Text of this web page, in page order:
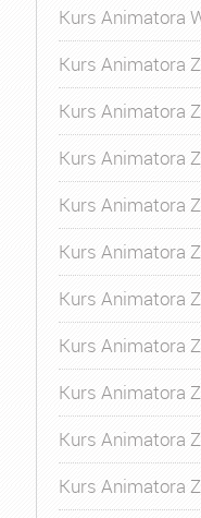
Kurs Animatora
Kurs Animatora
Kurs Animatora
Kurs Animatora
Kurs Animatora
Kurs Animatora
Kurs Animatora
Kurs Animatora
Kurs Animatora
Kurs Animatora
Kurs Animatora